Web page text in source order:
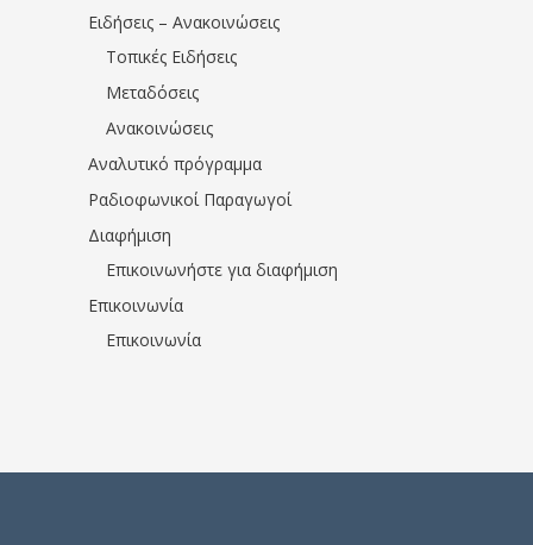
Ειδήσεις – Ανακοινώσεις
Τοπικές Ειδήσεις
Μεταδόσεις
Ανακοινώσεις
Αναλυτικό πρόγραμμα
Ραδιοφωνικοί Παραγωγοί
Διαφήμιση
Επικοινωνήστε για διαφήμιση
Επικοινωνία
Επικοινωνία